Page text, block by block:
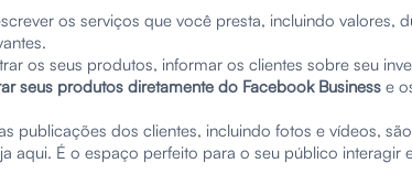
os serviços que você presta, incluindo valores,
os seus produtos, informar os clientes sobre seu
seus produtos diretamente do Facebook Business e
publicações dos clientes, incluindo fotos e vídeos,
aqui. É o espaço perfeito para o seu público interagir